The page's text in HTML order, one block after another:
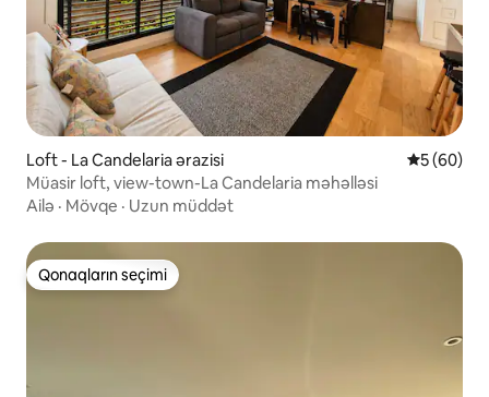
Loft - La Candelaria ərazisi Ortalama
5 (60)
Müasir loft, view-town-La Candelaria məhəlləsi
Ailə · Mövqe · Uzun müddət
Qonaqların seçimi
Qonaqların seçimi